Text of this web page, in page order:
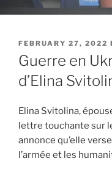
POSTED
ON
FEBRUARY 27, 2022
Guerre en
d’Elina
Elina Svitolina,
lettre touchante sur
annonce qu’elle
l’armée et les